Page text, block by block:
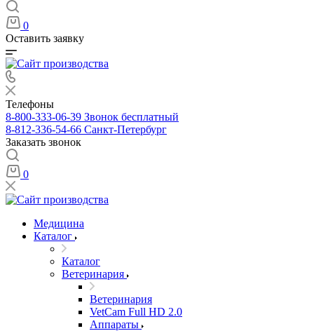
0
Оставить заявку
Телефоны
8-800-333-06-39 Звонок бесплатный
8-812-336-54-66 Санкт-Петербург
Заказать звонок
0
Медицина
Каталог
Каталог
Ветеринария
Ветеринария
VetCam Full HD 2.0
Аппараты